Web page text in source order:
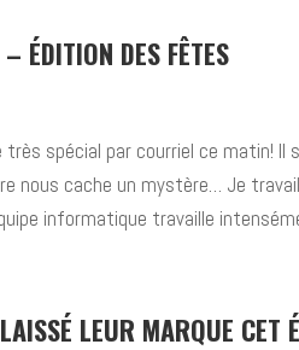
ÉDITION DES FÊTES
très spécial par courriel ce matin! Il
nous cache un mystère… Je
informatique travaille
LEUR MARQUE CET